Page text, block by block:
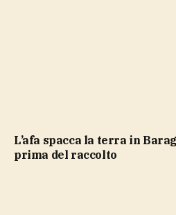
L’afa spacca la terra in Baraggia, il riso muore
prima del raccolto